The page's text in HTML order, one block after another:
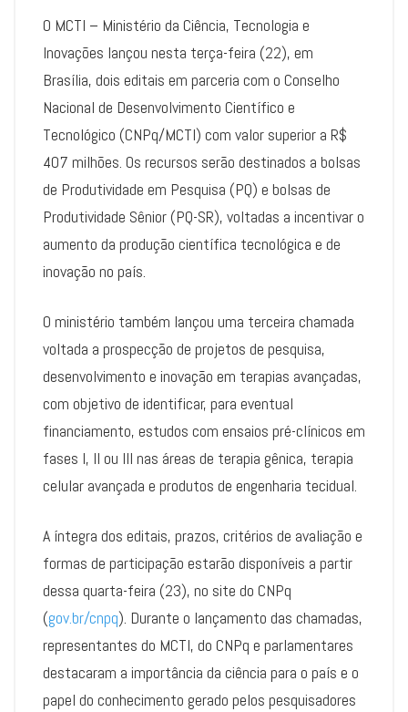
O MCTI – Ministério da Ciência, Tecnologia e
Inovações lançou nesta terça-feira (22), em
Brasília, dois editais em parceria com o Conselho
Nacional de Desenvolvimento Científico e
Tecnológico (CNPq/MCTI) com valor superior a R$
407 milhões. Os recursos serão destinados a bolsas
de Produtividade em Pesquisa (PQ) e bolsas de
Produtividade Sênior (PQ-SR), voltadas a incentivar o
aumento da produção científica tecnológica e de
inovação no país.
O ministério também lançou uma terceira chamada
voltada a prospecção de projetos de pesquisa,
desenvolvimento e inovação em terapias avançadas,
com objetivo de identificar, para eventual
financiamento, estudos com ensaios pré-clínicos em
fases I, II ou III nas áreas de terapia gênica, terapia
celular avançada e produtos de engenharia tecidual.
A íntegra dos editais, prazos, critérios de avaliação e
formas de participação estarão disponíveis a partir
dessa quarta-feira (23), no site do CNPq
(gov.br/cnpq). Durante o lançamento das chamadas,
representantes do MCTI, do CNPq e parlamentares
destacaram a importância da ciência para o país e o
papel do conhecimento gerado pelos pesquisadores